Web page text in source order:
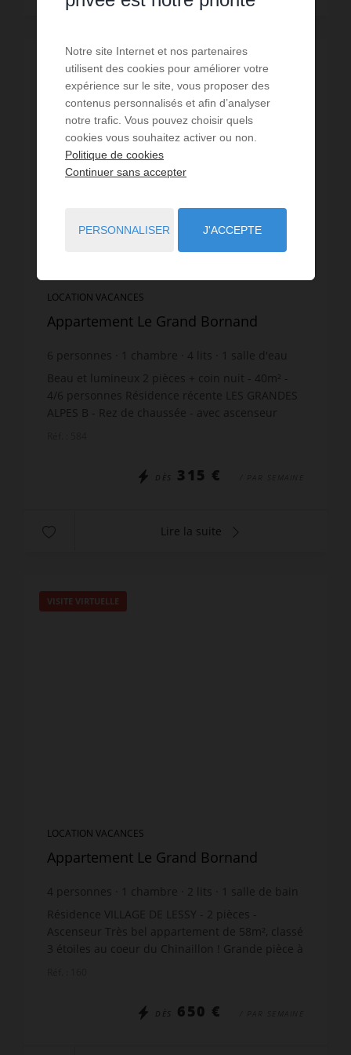
PROMOTION /VISITE VIRTUELLE
LOCATION VACANCES
Appartement Le Grand Bornand
6 personnes chambre 4 lits
salle d'eau
Beau et lumineux 2 pièces + coin nuit - 40m² -
4/6 personnes Résidence récente LES GRANDES
ALPES B - Rez de chaussée - avec ascenseur
DÈS 315 € / PAR SEMAINE
Lire la suite
VISITE VIRTUELLE
LOCATION VACANCES
Appartement Le Grand Bornand
4 personnes chambre 2 lits
salle de bain
Résidence VILLAGE DE LESSY - 2 pièces -
Ascenseur Très bel appartement de 58m², classé
3 étoiles au coeur du Chinaillon ! Grande pièce à
DÈS 650 € / PAR SEMAINE
Notre site Internet et nos partenaires
utilisent des cookies pour améliorer votre
expérience sur le site, vous proposer des
contenus personnalisés et afin d’analyser
notre trafic. Vous pouvez choisir quels
cookies vous souhaitez activer ou non.
Politique de cookies
Continuer sans accepter
PERSONNALISER J'ACCEPTE